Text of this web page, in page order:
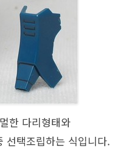
한 다리형태와
선택조립하는 식입니다.